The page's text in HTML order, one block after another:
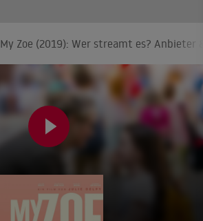
My Zoe (2019): Wer streamt es? Anbieter